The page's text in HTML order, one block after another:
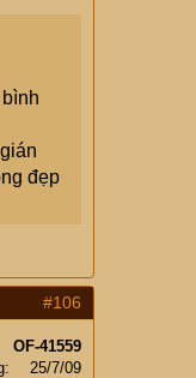
đẹp
#106
OF-41559
25/7/09